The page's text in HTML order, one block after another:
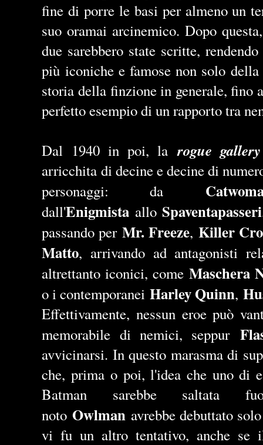
fine di porre le basi per almeno un
suo oramai arcinemico. Dopo
due sarebbero state scritte,
più iconiche e famose non solo
storia della finzione in generale, fino
perfetto esempio di un rapporto tra
Dal 1940 in poi, larogue gallery
arricchita di decine e decine di
personaggi: da
dall'Enigmista alloSpaventapasseri
passando perMr. Freeze,Killer
Matto, arrivando ad antagonisti
altrettanto iconici, comeMaschera
o i contemporaneiHarley Quinn,
Effettivamente, nessun eroe può
memorabile di nemici, seppur
avvicinarsi. In questo marasma di
che, prima o poi, l'idea che uno di
Batman sarebbe saltata
notoOwlman avrebbe debuttato
vi fu un altro tentativo, anche